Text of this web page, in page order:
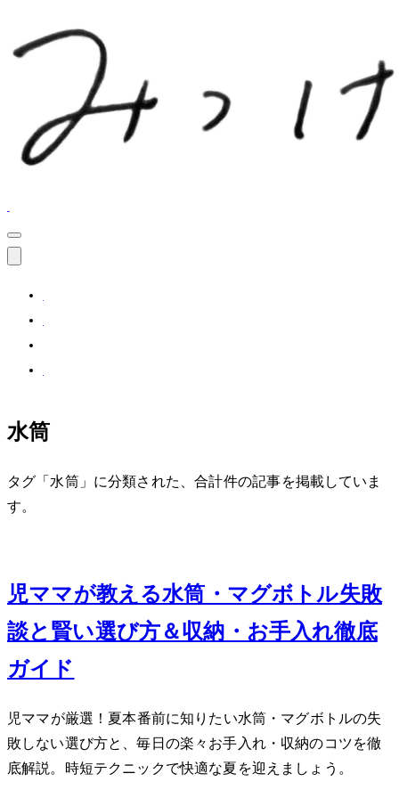
水筒
タグ「水筒」に分類された、合計 1 件の記事を掲載していま
す。
2児ママが教える水筒・マグボトル失敗
談と賢い選び方＆収納・お手入れ徹底
ガイド
2児ママが厳選！夏本番前に知りたい水筒・マグボトルの失
敗しない選び方と、毎日の楽々お手入れ・収納のコツを徹
底解説。時短テクニックで快適な夏を迎えましょう。